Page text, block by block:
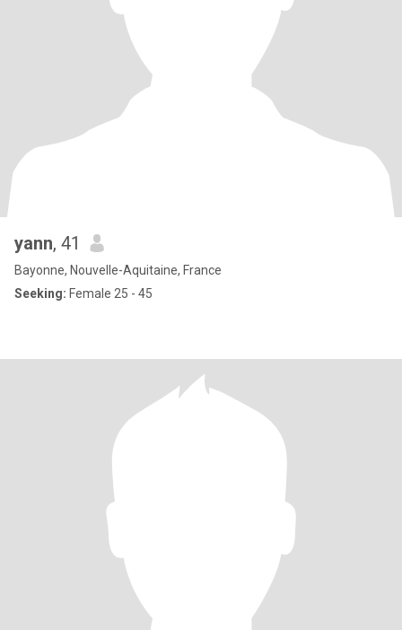
yann, 41
Bayonne, Nouvelle-Aquitaine, France
Seeking: Female 25 - 45